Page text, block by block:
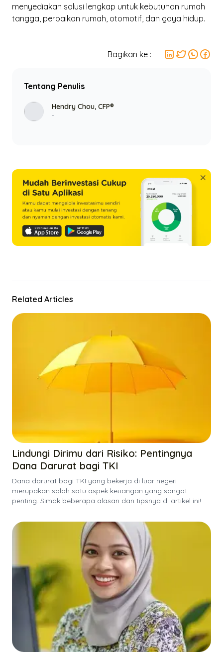
menyediakan solusi lengkap untuk kebutuhan rumah
tangga, perbaikan rumah, otomotif, dan gaya hidup.
Bagikan ke :
Tentang Penulis
Hendry Chou, CFP®
-
Related Articles
Lindungi Dirimu dari Risiko: Pentingnya
Dana Darurat bagi TKI
Dana darurat bagi TKI yang bekerja di luar negeri
merupakan salah satu aspek keuangan yang sangat
penting. Simak beberapa alasan dan tipsnya di artikel ini!